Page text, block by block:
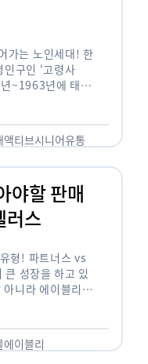
가는 노인세대! 한
구인 ‘고령사
~1963년에 태어
어가는 …
액티브시니어유통
야할 판매
러스
형! 파트너스 vs
성장을 하고 있
니라 에이블리에
에이블리